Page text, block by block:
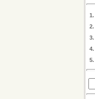
1.
2.
3.
4.
5.